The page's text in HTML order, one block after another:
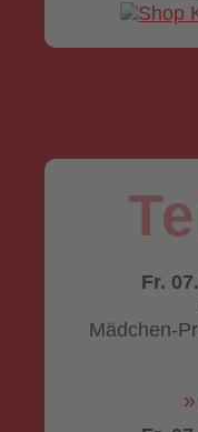
Fr.
Mädchen-